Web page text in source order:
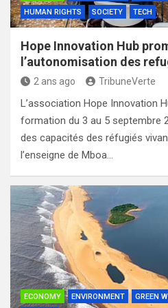
HUMAN RIGHTS
SOCIETY TECH
Hope Innovation Hub
l’autonomisation des
2 ans ago TribuneVerte
L’association Hope Innovation
formation du 3 au 5 septembre
des capacités des réfugiés
l’enseigne de Mboa…
ECONOMY ENVIRONMENT GREEN